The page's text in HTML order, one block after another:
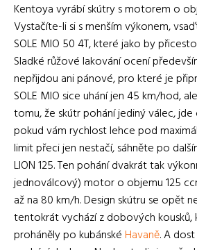
Kentoya vyrábí skútry s motorem o
Vystačíte-li si s menším výkonem,
SOLE MIO 50 4T, které jako by
Sladké růžové lakování ocení
nepřijdou ani pánové, pro které je
SOLE MIO sice uhání jen 45 km/hod,
tomu, že skútr pohání jediný válec, jde
pokud vám rychlost lehce pod
limit přeci jen nestačí, sáhněte po
LION 125. Ten pohání dvakrát tak
jednoválcový) motor o objemu 125
až na 80 km/h. Design skútru se opět
tentokrát vychází z dobových kousků,
proháněly po kubánskéHavaně. A